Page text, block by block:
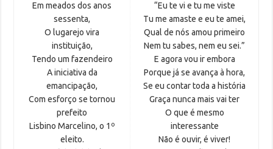
Em meados dos anos
sessenta,
O lugarejo vira
instituição,
Tendo um fazendeiro
A iniciativa da
emancipação,
Com esforço se tornou
prefeito
Lisbino Marcelino, o 1º
eleito.
“Eu te vi e tu me viste
Tu me amaste e eu te amei,
Qual de nós amou primeiro
Nem tu sabes, nem eu sei.”
E agora vou ir embora
Porque já se avança à hora,
Se eu contar toda a história
Graça nunca mais vai ter
O que é mesmo
interessante
Não é ouvir, é viver!